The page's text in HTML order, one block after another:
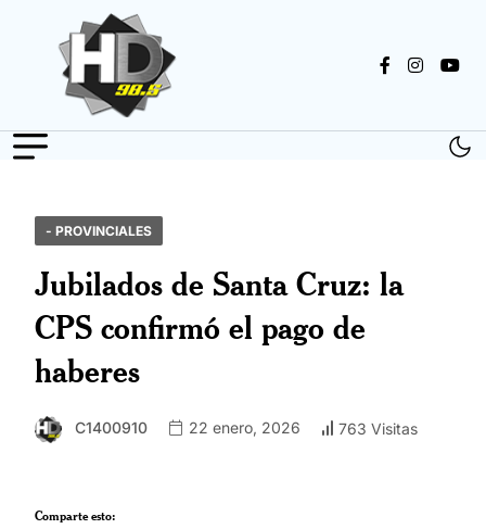
- PROVINCIALES
Jubilados de Santa Cruz: la
CPS confirmó el pago de
haberes
C1400910 22 enero, 2026 763 Visitas
Comparte esto: